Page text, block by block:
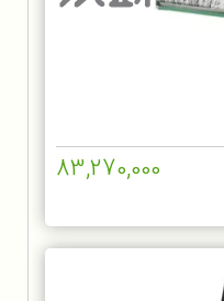
83,270,000